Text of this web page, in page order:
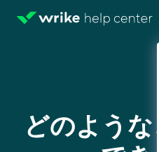
どのよう